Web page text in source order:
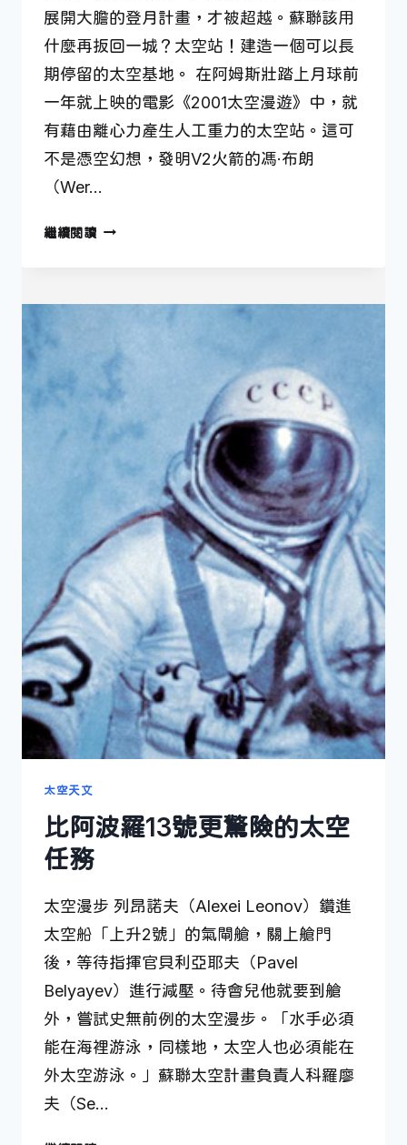
展開大膽的登月計畫，才被超越。蘇聯該用
什麼再扳回一城？太空站！建造一個可以長
期停留的太空基地。 在阿姆斯壯踏上月球前
一年就上映的電影《2001太空漫遊》中，就
有藉由離心力產生人工重力的太空站。這可
不是憑空幻想，發明V2火箭的馮·布朗
（Wer…
繼續閱讀4
空
站
點
太空天文
比阿波羅13號更驚險的太空
任務
太空漫步 列昂諾夫（Alexei Leonov）鑽進
太空船「上升2號」的氣閘艙，關上艙門
後，等待指揮官貝利亞耶夫（Pavel
Belyayev）進行減壓。待會兒他就要到艙
外，嘗試史無前例的太空漫步。「水手必須
能在海裡游泳，同樣地，太空人也必須能在
外太空游泳。」蘇聯太空計畫負責人科羅廖
夫（Se…